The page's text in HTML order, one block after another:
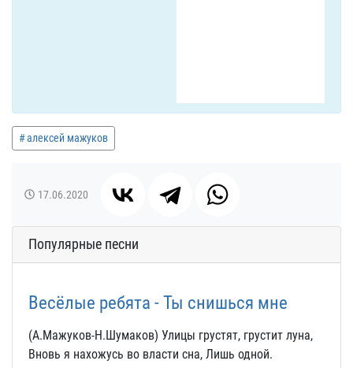
алексей мажуков
17.06.2020
Популярные песни
Весёлые ребята - Ты снишься мне
(А.Мажуков-Н.Шумаков) Улицы грустят, грустит луна,
Вновь я нахожусь во власти сна, Лишь одной.